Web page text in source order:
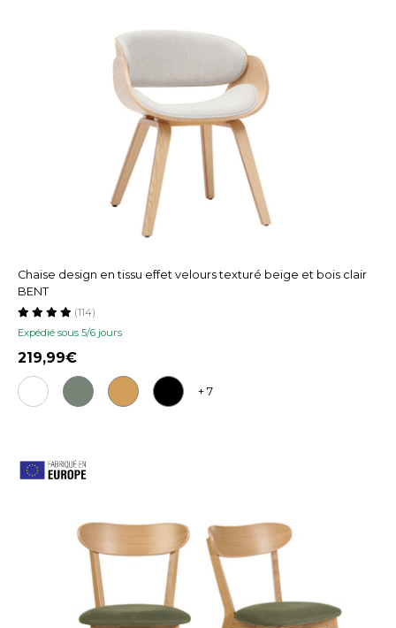
Chaise design en tissu effet velours texturé beige et bois clair
BENT
Expédié sous 5/6 jours
(114)
219,99
+ 7